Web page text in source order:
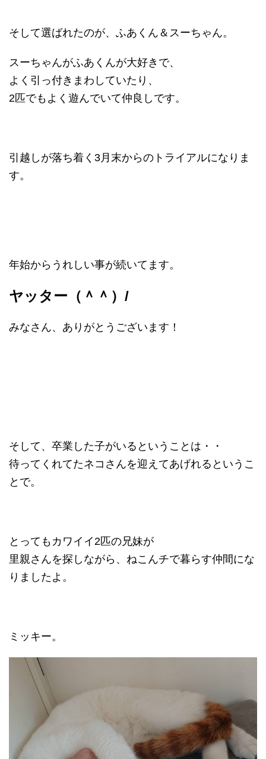
そして選ばれたのが、ふあくん＆スーちゃん。
スーちゃんがふあくんが大好きで、
よく引っ付きまわしていたり、
2匹でもよく遊んでいて仲良しです。
引越しが落ち着く3月末からのトライアルになりま
す。
年始からうれしい事が続いてます。
ヤッター（＾＾）/
みなさん、ありがとうございます！
そして、卒業した子がいるということは・・
待ってくれてたネコさんを迎えてあげれるというこ
とで。
とってもカワイイ2匹の兄妹が
里親さんを探しながら、ねこんチで暮らす仲間にな
りましたよ。
ミッキー。